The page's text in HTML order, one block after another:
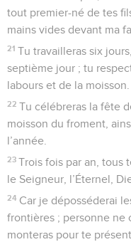
tout premier-né de tes
mains vides devant ma
21 Tu travailleras six
septième jour ; tu
labours et de la moisson.
22 Tu célébreras la fête
moisson du froment,
l’année.
23 Trois fois par an, tous
le Seigneur, l’Éternel,
24 Car je déposséderai
frontières ; personne ne
monteras pour te